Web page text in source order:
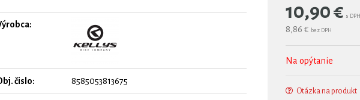
10,90€ s DPH
8,86 € bez DPH
Na opýtanie
Otázka na produkt
čislo: 8585053813675